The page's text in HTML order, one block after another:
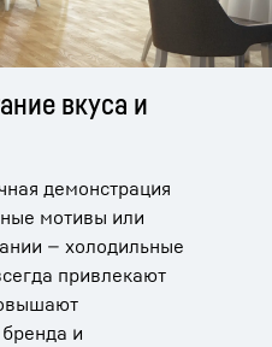
вкуса и
демонстрация
мотивы или
— холодильные
привлекают
и